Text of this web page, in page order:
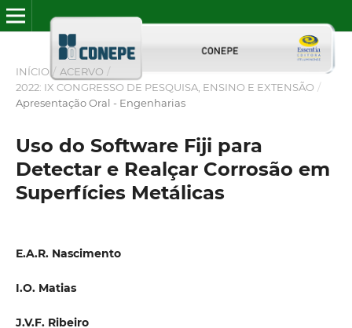
INÍCIO / ACERVO /
2022: IX CONGRESSO DE PESQUISA, ENSINO E EXTENSÃO /
Apresentação Oral - Engenharias
Uso do Software Fiji para
Detectar e Realçar Corrosão em
Superfícies Metálicas
E.A.R. Nascimento
I.O. Matias
J.V.F. Ribeiro